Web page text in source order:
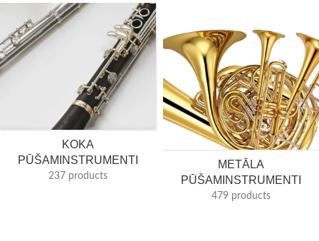
KOKA
PŪŠAMINSTRUMENTI
237 products
METĀLA
PŪŠAMINSTRUMENTI
479 products